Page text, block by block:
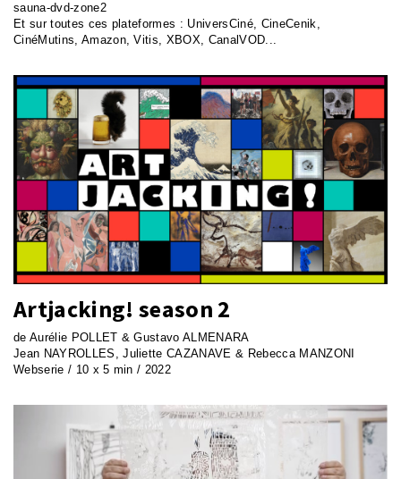
sauna-dvd-zone2
Et sur toutes ces plateformes : UniversCiné, CineCenik,
CinéMutins, Amazon, Vitis, XBOX, CanalVOD...
Artjacking! season 2
de Aurélie POLLET & Gustavo ALMENARA
Jean NAYROLLES, Juliette CAZANAVE & Rebecca MANZONI
Webserie / 10 x 5 min / 2022